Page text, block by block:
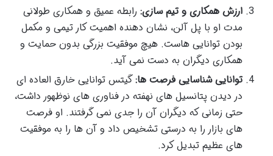
ارزش همکاری و تیم سازی: رابطه عمیق و همکاری طولانی
مدت او با پل آلن، نشان دهنده اهمیت کار تیمی و مکمل
بودن توانایی هاست. هیچ موفقیت بزرگی بدون حمایت و
همکاری دیگران به دست نمی آید.
توانایی شناسایی فرصت ها:گیتس توانایی خارق العاده ای
در دیدن پتانسیل های نهفته در فناوری های نوظهور داشت،
حتی زمانی که دیگران آن را جدی نمی گرفتند. او فرصت
های بازار را به درستی تشخیص داد و آن ها را به موفقیت
های عظیم تبدیل کرد.